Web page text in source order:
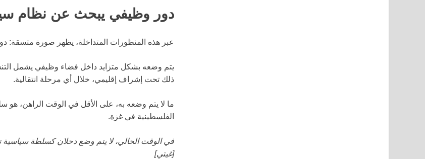
دور وظيفي يبحث عن نظام
عبر هذه المنظورات المتداخلة، يظهر صورة متسقة:
يتم وضعه بشكل متزايد داخل فضاء وظيفي يشمل
ذلك تحت إشراف إقليمي، خلال أي مرحلة انتقالية.
ما لا يتم وضعه به، على الأقل في الوقت الراهن، هو
الفلسطينية في غزة.
في الوقت الحالي، لا يتم وضع دحلان كسلطة سياسية
[غيتي]